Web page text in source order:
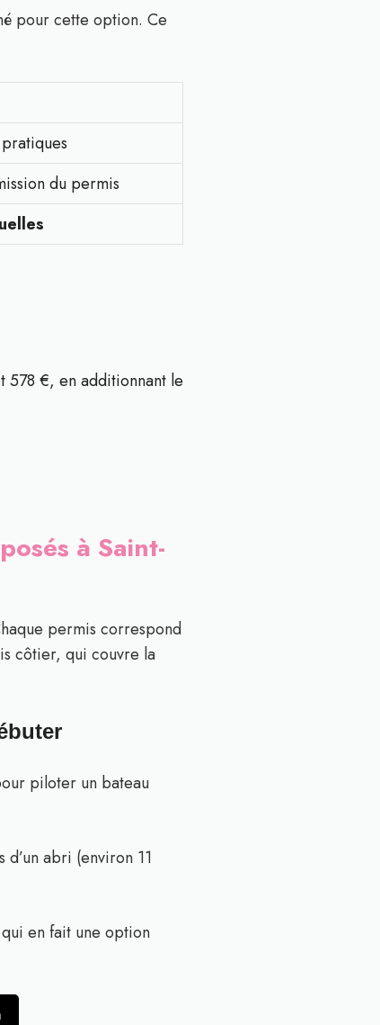
pour cette option. Ce
du permis
578 €, en additionnant le
à Saint-
permis correspond
côtier, qui couvre la
piloter un bateau
abri (environ 11
en fait une option